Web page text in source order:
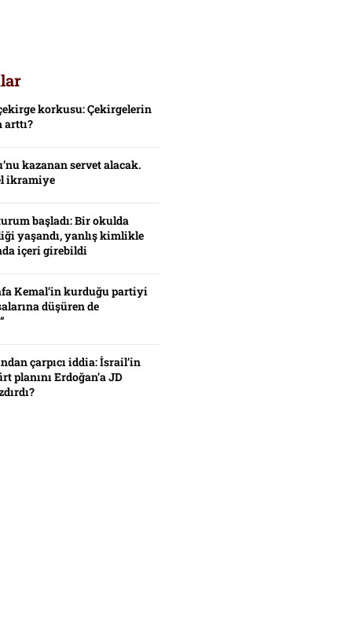
korkusu: Çekirgelerin
arttı?
kazanan servet alacak.
ikramiye
başladı: Bir okulda
yaşandı, yanlış kimlikle
içeri girebildi
Kemal’in kurduğu partiyi
düşüren de
çarpıcı iddia: İsrail’in
planını Erdoğan’a JD